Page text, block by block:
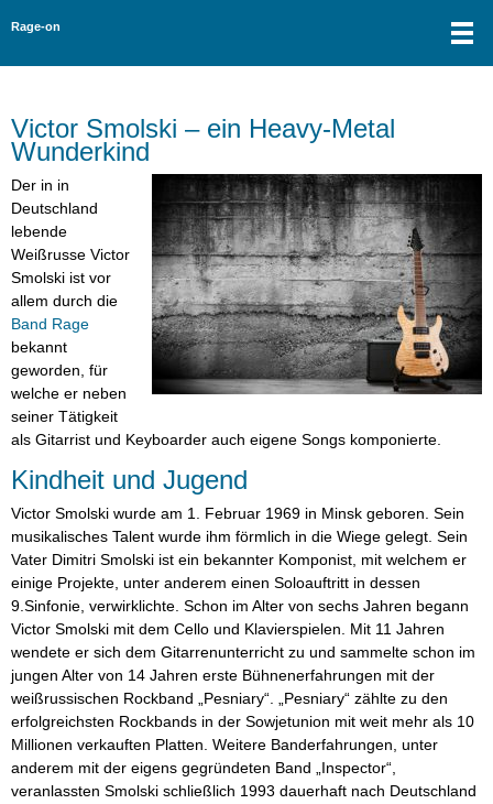
Rage-on
Victor Smolski – ein Heavy-Metal
Wunderkind
Der in in
Deutschland
lebende
Weißrusse Victor
Smolski ist vor
allem durch die
Band Rage
bekannt
geworden, für
welche er neben
seiner Tätigkeit
als Gitarrist und Keyboarder auch eigene Songs komponierte.
Kindheit und Jugend
Victor Smolski wurde am 1. Februar 1969 in Minsk geboren. Sein
musikalisches Talent wurde ihm förmlich in die Wiege gelegt. Sein
Vater Dimitri Smolski ist ein bekannter Komponist, mit welchem er
einige Projekte, unter anderem einen Soloauftritt in dessen
9.Sinfonie, verwirklichte. Schon im Alter von sechs Jahren begann
Victor Smolski mit dem Cello und Klavierspielen. Mit 11 Jahren
wendete er sich dem Gitarrenunterricht zu und sammelte schon im
jungen Alter von 14 Jahren erste Bühnenerfahrungen mit der
weißrussischen Rockband „Pesniary“. „Pesniary“ zählte zu den
erfolgreichsten Rockbands in der Sowjetunion mit weit mehr als 10
Millionen verkauften Platten. Weitere Banderfahrungen, unter
anderem mit der eigens gegründeten Band „Inspector“,
veranlassten Smolski schließlich 1993 dauerhaft nach Deutschland